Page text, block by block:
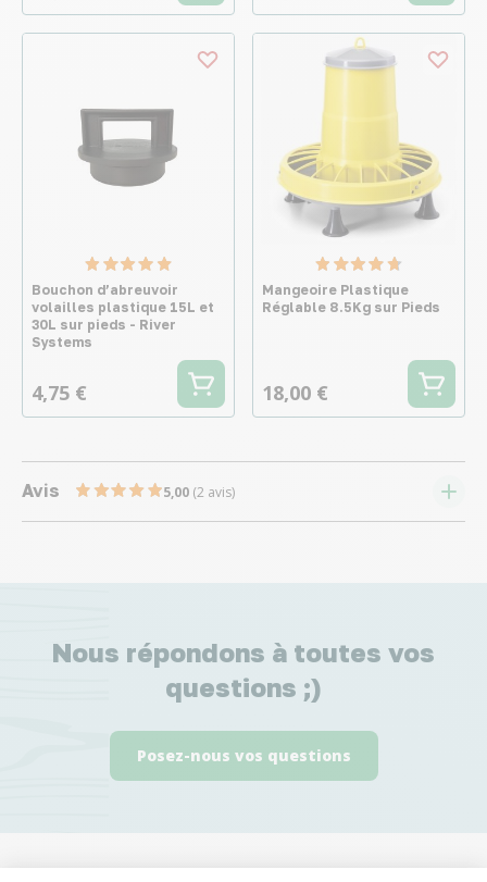
Bouchon d’abreuvoir
volailles plastique 15L et
30L sur pieds - River
Systems
4,75 €
Mangeoire Plastique
Réglable 8.5Kg sur Pieds
18,00 €
Avis 5,00 (2 avis)
Nous répondons à toutes vos
questions ;)
Posez-nous vos questions